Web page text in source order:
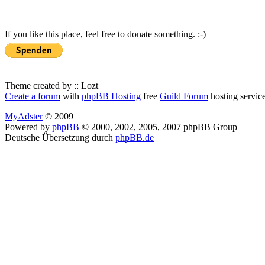
If you like this place, feel free to donate something. :-)
Theme created by :: Lozt
Create a forum with phpBB Hosting free Guild Forum hosting
MyAdster© 2009
Powered by phpBB © 2000, 2002, 2005, 2007 phpBB Group
Deutsche Übersetzung durch phpBB.de